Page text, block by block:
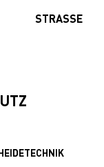
STRASSE